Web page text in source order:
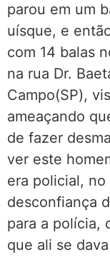
parou em um
uísque, e
com 14 balas
na rua Dr.
Campo(SP),
ameaçando
de fazer
ver este
era policial,
desconfiança
para a polícia,
que ali se